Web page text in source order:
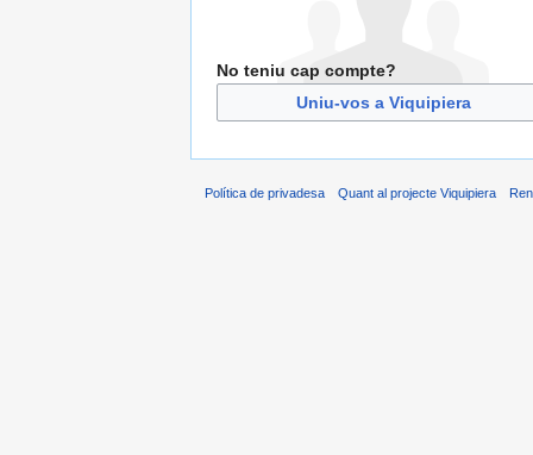
No teniu cap compte?
Uniu-vos a Viquipiera
Política de privadesa Quant al projecte Viquipiera